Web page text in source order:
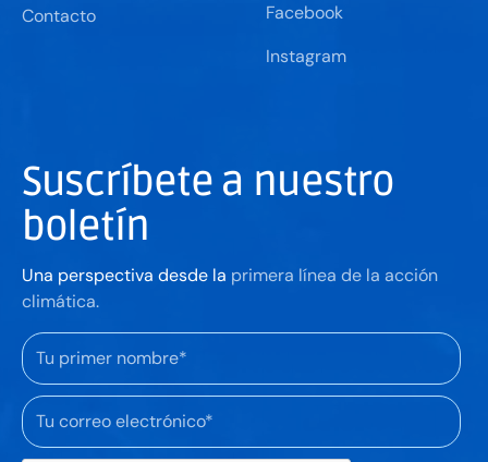
Contacto
Facebook
Instagram
Suscríbete a nuestro
boletín
Una perspectiva desde la primera línea de la acción
climática.